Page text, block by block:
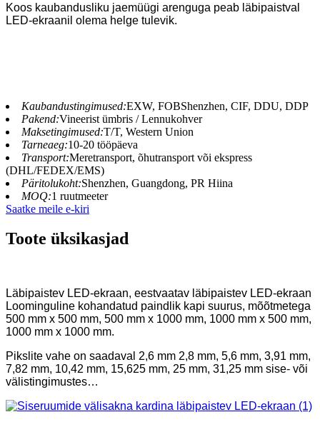
Koos kaubandusliku jaemüügi arenguga peab läbipaistval
LED-ekraanil olema helge tulevik.
Kaubandustingimused:EXW, FOBShenzhen, CIF, DDU, DDP
Pakend:Vineerist ümbris / Lennukohver
Maksetingimused:T/T, Western Union
Tarneaeg:10-20 tööpäeva
Transport:Meretransport, õhutransport või ekspress
(DHL/FEDEX/EMS)
Päritolukoht:Shenzhen, Guangdong, PR Hiina
MOQ:1 ruutmeeter
Saatke meile e-kiri
Toote üksikasjad
Läbipaistev LED-ekraan, eestvaatav läbipaistev LED-ekraan
Loominguline kohandatud paindlik kapi suurus, mõõtmetega
500 mm x 500 mm, 500 mm x 1000 mm, 1000 mm x 500 mm,
1000 mm x 1000 mm.
Pikslite vahe on saadaval 2,6 mm 2,8 mm, 5,6 mm, 3,91 mm,
7,82 mm, 10,42 mm, 15,625 mm, 25 mm, 31,25 mm sise- või
välistingimustes…